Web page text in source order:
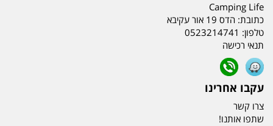
Camping Life
כתובת: הדס 19 אור עקיבא
טלפון: 0523214741
תנאי רכישה
עקבו אחרינו
צרו קשר
שתפו אותנו!